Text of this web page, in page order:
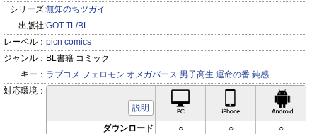
シリーズ:無知のちツガイ
出版社:GOT TL/BL
レーベル： picn comics
ジャンル： BL書籍 コミック
キー： ラブコメ フェロモン オメガバース 男子高生 運命の番 鈍感
対応環境：
説明
iPhone対応
ダウンロード ○ ○
○